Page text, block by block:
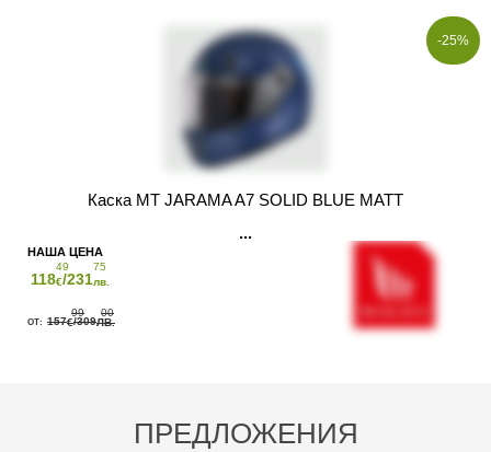
ПРЕДЛОЖЕНИЯ
-25%
Каска MT JARAMA A7 SOLID BLUE MATT
118
49
€/231
75
лв.
157
99
€/309
00
ЛВ.